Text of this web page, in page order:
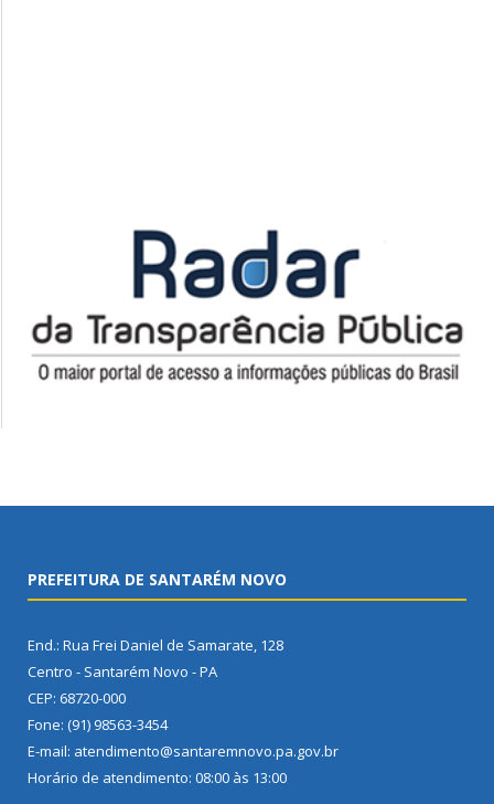
PREFEITURA DE SANTARÉM NOVO
End.: Rua Frei Daniel de Samarate, 128
Centro - Santarém Novo - PA
CEP: 68720-000
Fone: (91) 98563-3454
E-mail: atendimento@santaremnovo.pa.gov.br
Horário de atendimento: 08:00 às 13:00